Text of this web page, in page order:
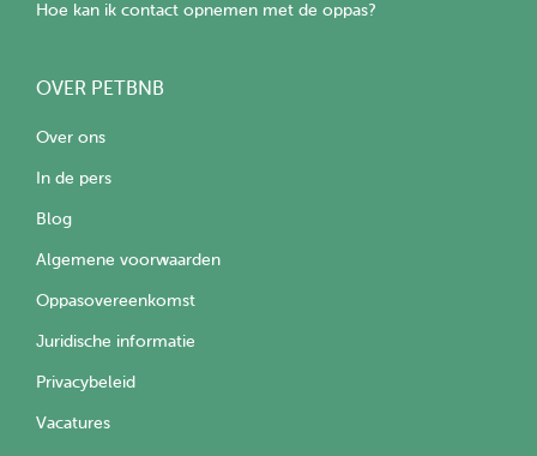
Hoe kan ik contact opnemen met de oppas?
OVER PETBNB
Over ons
In de pers
Blog
Algemene voorwaarden
Oppasovereenkomst
Juridische informatie
Privacybeleid
Vacatures